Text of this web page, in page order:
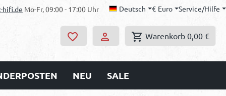
hifi.de Mo-Fr, 09:00 - 17:00 Uhr Deutsch € Euro Service/Hilfe
Warenkorb 0,00 €
NEU SALE